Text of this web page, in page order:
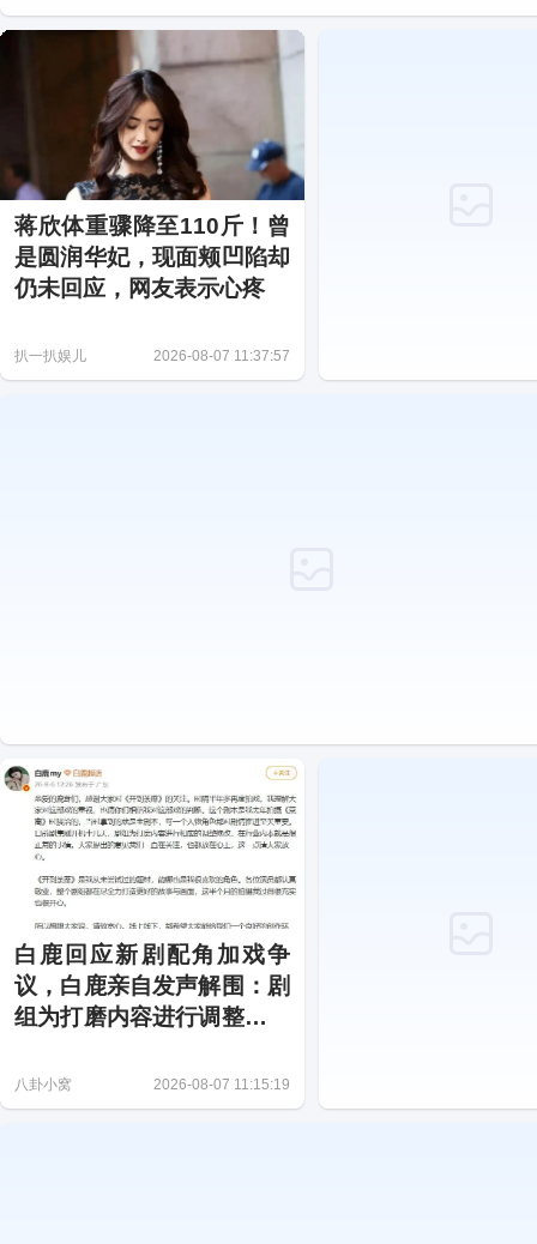
蒋欣体重骤降至110斤！曾
是圆润华妃，现面颊凹陷却
仍未回应，网友表示心疼
扒一扒娱儿 2026-08-07 11:37:57
白鹿回应新剧配角加戏争
议，白鹿亲自发声解围：剧
组为打磨内容进行调整很正
八卦小窝 2026-08-07 11:15:19